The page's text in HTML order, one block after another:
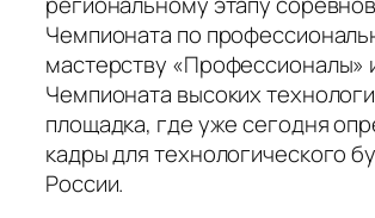
Чемпионата по
мастерству «Профессионалы»
Чемпионата высоких
площадка, где уже сегодня
кадры для технологического
России.